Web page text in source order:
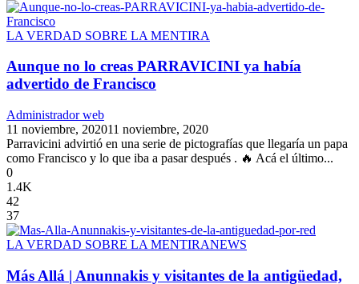
LA VERDAD SOBRE LA MENTIRA
Aunque no lo creas PARRAVICINI ya había
advertido de Francisco
Administrador web
11 noviembre, 202011 noviembre, 2020
Parravicini advirtió en una serie de pictografías que llegaría un papa
como Francisco y lo que iba a pasar después . 🔥 Acá el último...
0
1.4K
42
37
LA VERDAD SOBRE LA MENTIRANEWS
Más Allá | Anunnakis y visitantes de la antigüedad,